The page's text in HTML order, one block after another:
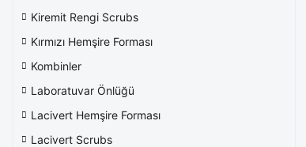
Kiremit Rengi Scrubs
Kırmızı Hemşire Forması
Kombinler
Laboratuvar Önlüğü
Lacivert Hemşire Forması
Lacivert Scrubs